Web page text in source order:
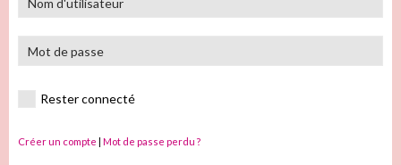
Rester connecté
Créer un compte Mot de passe perdu ?